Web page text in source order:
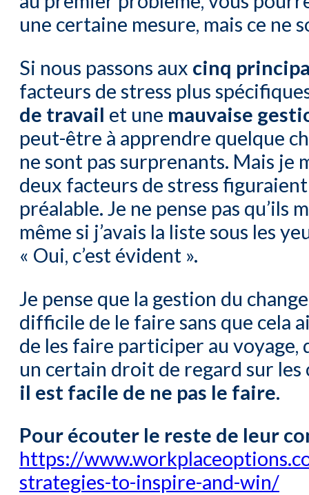
une certaine mesure, mais ce ne
Si nous passons aux cinq
facteurs de stress plus
de travail et une mauvaise
peut-être à apprendre quelque
ne sont pas surprenants. Mais je
deux facteurs de stress
préalable. Je ne pense pas qu’ils
même si j’avais la liste sous les
« Oui, c’est évident ».
Je pense que la gestion du
difficile de le faire sans que cela
de les faire participer au voyage,
un certain droit de regard sur les
il est facile de ne pas le faire.
Pour écouter le reste de leur
https://
strategies-to-inspire-and-win/